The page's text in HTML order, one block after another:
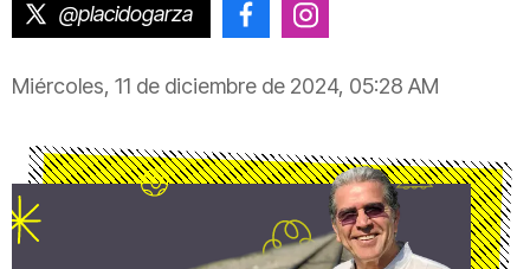
@placidogarza @placido.garza
Miércoles, 11 de diciembre de 2024, 05:28 AM